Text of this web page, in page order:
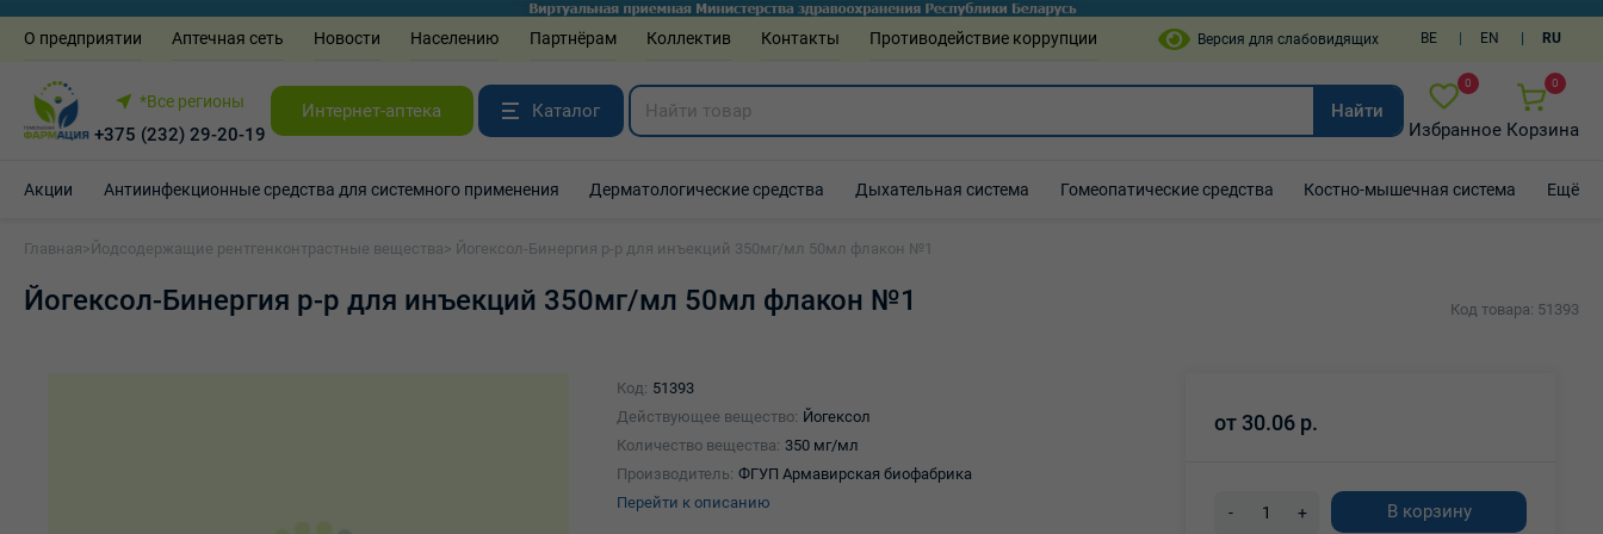
О предприятии Аптечная сеть Новости Населению Партнёрам Коллектив Контакты Противодействие коррупции BE EN RU
*Все регионы
+375 (232) 29-20-19
Интернет-аптека Каталог Найти
0
Избранное
0
Корзина
Акции Антиинфекционные средства для системного применения Дерматологические средства Дыхательная система Гомеопатические средства Костно-мышечная система Ещё
Главная >Йодсодержащие рентгенконтрастные вещества > Йогексол-Бинергия р-р для инъекций 350мг/мл 50мл флакон №1
Йогексол-Бинергия р-р для инъекций 350мг/мл 50мл флакон №1 Код товара: 51393
Код: 51393
Действующее вещество: Йогексол
Количество вещества: 350 мг/мл
Производитель: ФГУП Армавирская биофабрика
Перейти к описанию
от 30.06 р.
- + В корзину